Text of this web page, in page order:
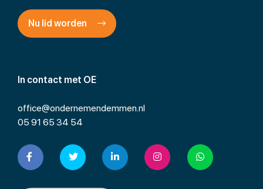
In contact met OE
office@ondernemendemmen.nl
05 91 65 34 54
Nu lid worden